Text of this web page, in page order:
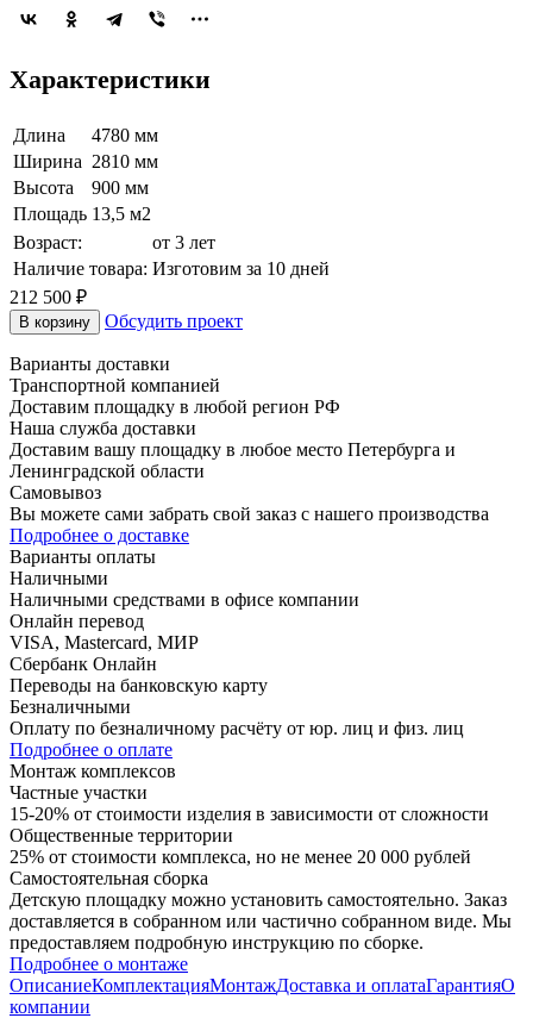
Характеристики
Длина
4780 мм
Ширина 2810 мм
Высота
900 мм
Площадь 13,5 м2
Возраст:
от 3 лет
Наличие товара: Изготовим за 10 дней
212 500 ₽
В корзину Обсудить проект
Варианты доставки
Транспортной компанией
Доставим площадку в любой регион РФ
Наша служба доставки
Доставим вашу площадку в любое место Петербурга и
Ленинградской области
Самовывоз
Вы можете сами забрать свой заказ с нашего производства
Подробнее о доставке
Варианты оплаты
Наличными
Наличными средствами в офисе компании
Онлайн перевод
VISA, Mastercard, МИР
Сбербанк Онлайн
Переводы на банковскую карту
Безналичными
Оплату по безналичному расчёту от юр. лиц и физ. лиц
Подробнее о оплате
Монтаж комплексов
Частные участки
15-20% от стоимости изделия в зависимости от сложности
Общественные территории
25% от стоимости комплекса, но не менее 20 000 рублей
Самостоятельная сборка
Детскую площадку можно установить самостоятельно. Заказ
доставляется в собранном или частично собранном виде. Мы
предоставляем подробную инструкцию по сборке.
Подробнее о монтаже
ОписаниеКомплектацияМонтажДоставка и оплатаГарантияО
компании